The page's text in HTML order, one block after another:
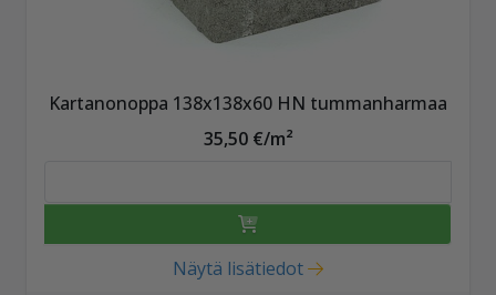
Kartanonoppa 138x138x60 HN tummanharmaa
35,50 €/m²
Näytä lisätiedot